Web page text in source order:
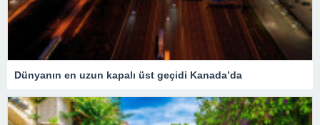
Dünyanın en uzun kapalı üst geçidi Kanada’da